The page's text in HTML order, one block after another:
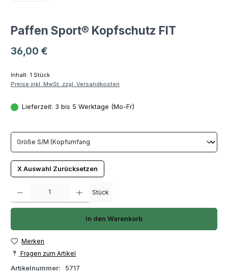
Paffen Sport® Kopfschutz FIT
Regulärer Preis:
36,00 €
Inhalt: 1 Stück
Preise inkl. MwSt. zzgl. Versandkosten
Lieferzeit: 3 bis 5 Werktage (Mo-Fr)
X Auswahl Zurücksetzen
Stück
In den Warenkorb
Merken
Fragen zum Artikel
Artikelnummer:
5717